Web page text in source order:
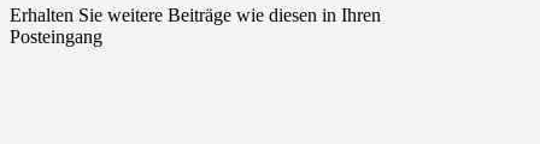
Erhalten Sie weitere Beiträge wie diesen in Ihren
Posteingang